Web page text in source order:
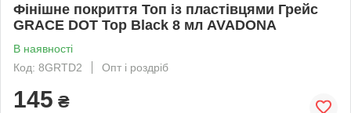
Фінішне покриття Топ із пластівцями Грейс
GRACE DOT Top Black 8 мл AVADONA
В наявності
Код: 8GRTD2
Опт і роздріб
145 ₴